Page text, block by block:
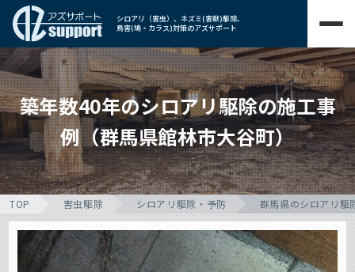
シロアリ（害虫）、ネズミ(害獣)駆除、
鳥害(鳩・カラス)対策のアズサポート
築年数40年のシロアリ駆除の施工事
例（群馬県館林市大谷町）
TOP 害虫駆除 シロアリ駆除・予防 群馬県のシロアリ駆